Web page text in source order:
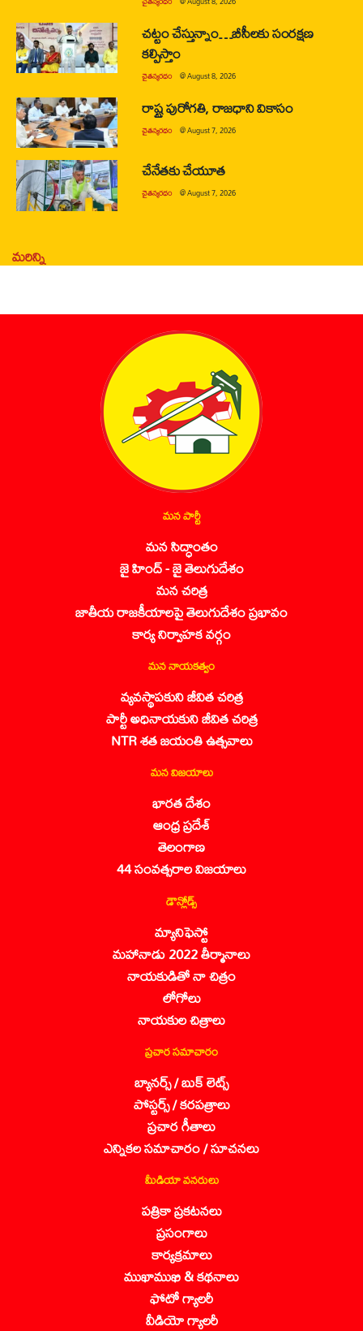
చట్టం చేస్తున్నాం…బీసీలకు సంరక్షణ
కల్పిస్తాం
చైతన్యరధం @August 8, 2026
రాష్ట్ర పురోగతి, రాజధాని వికాసం
చైతన్యరధం @August 7, 2026
చేనేతకు చేయూత
చైతన్యరధం @August 7, 2026
మరిన్ని
మన పార్టీ
మన సిద్ధాంతం
జై హింద్ - జై తెలుగుదేశం
మన చరిత్ర
జాతీయ రాజకీయాలపై తెలుగుదేశం ప్రభావం
కార్య నిర్వాహక వర్గం
మన నాయకత్వం
వ్యవస్థాపకుని జీవిత చరిత్ర
పార్టీ అధినాయకుని జీవిత చరిత్ర
NTR శత జయంతి ఉత్సవాలు
మన విజయాలు
భారత దేశం
ఆంధ్ర ప్రదేశ్
తెలంగాణ
44 సంవత్సరాల విజయాలు
డౌన్లోడ్స్
మ్యానిఫెస్టో
మహానాడు 2022 తీర్మానాలు
నాయకుడితో నా చిత్రం
లోగోలు
నాయకుల చిత్రాలు
ప్రచార సమాచారం
బ్యానర్స్ / బుక్ లెట్స్
పోస్టర్స్ / కరపత్రాలు
ప్రచార గీతాలు
ఎన్నికల సమాచారం / సూచనలు
మీడియా వనరులు
పత్రికా ప్రకటనలు
ప్రసంగాలు
కార్యక్రమాలు
ముఖాముఖి & కథనాలు
ఫోటో గ్యాలరీ
వీడియో గ్యాలరీ